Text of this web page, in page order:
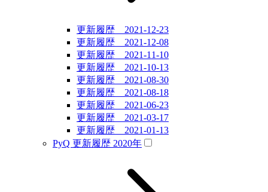
更新履歴 2021-12-23
更新履歴 2021-12-08
更新履歴 2021-11-10
更新履歴 2021-10-13
更新履歴 2021-08-30
更新履歴 2021-08-18
更新履歴 2021-06-23
更新履歴 2021-03-17
更新履歴 2021-01-13
PyQ 更新履歴 2020年